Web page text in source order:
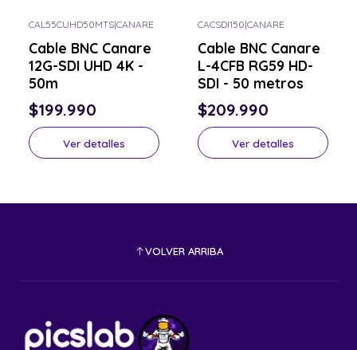
CAL55CUHD50MTS|CANARE
Cable BNC Canare
12G-SDI UHD 4K -
50m
$199.990
Ver detalles
CACSDI150|CANARE
Cable BNC Canare
L-4CFB RG59 HD-
SDI - 50 metros
$209.990
Ver detalles
VOLVER ARRIBA